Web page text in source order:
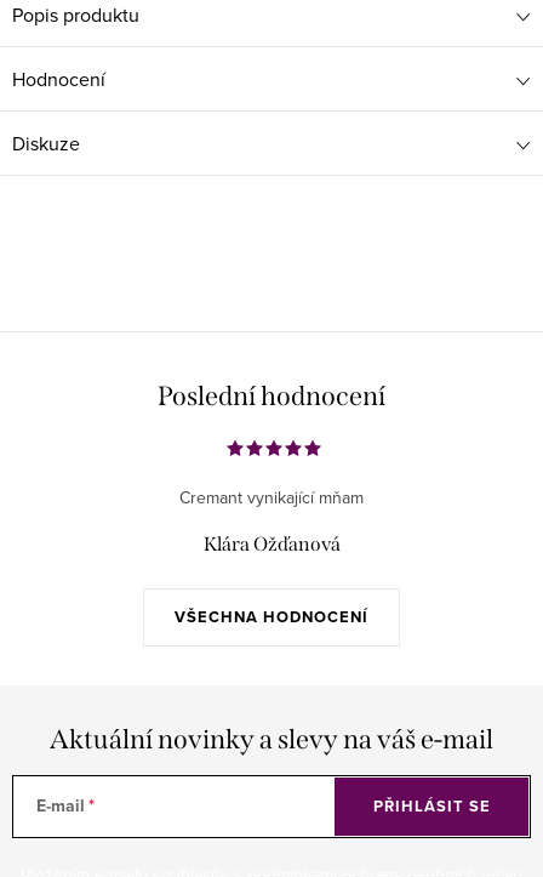
Popis produktu
Hodnocení
Diskuze
Poslední hodnocení
VŠECHNA HODNOCENÍ
Cremant vynikající mňam
Klára Ožďanová
Aktuální novinky a slevy na váš e-mail
E-mail PŘIHLÁSIT SE